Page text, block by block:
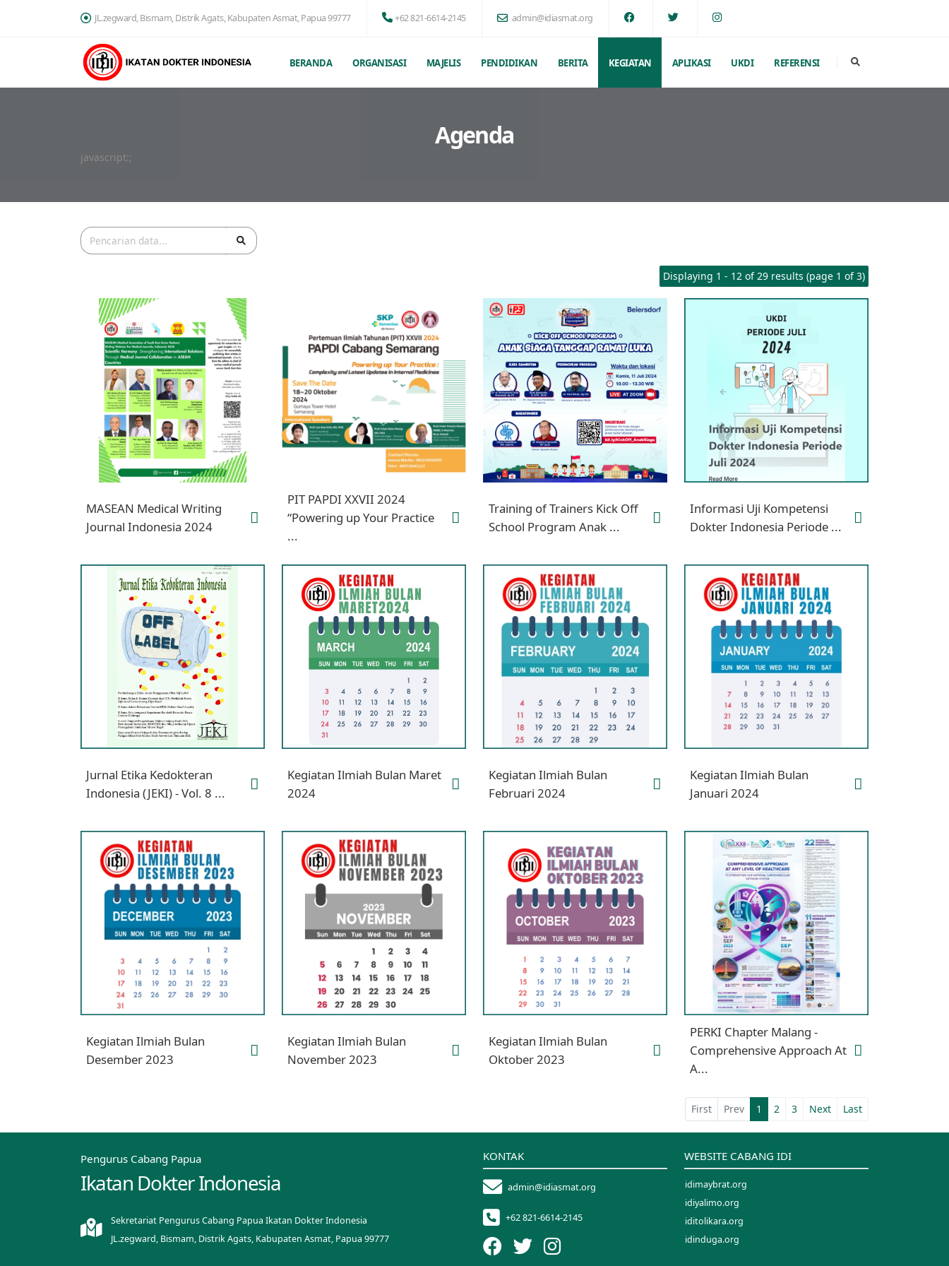
JL.zegward, Bismam, Distrik Agats, Kabupaten Asmat, Papua 99777 +62 821-6614-2145 admin@idiasmat.org
BERANDA ORGANISASI MAJELIS PENDIDIKAN BERITA KEGIATAN APLIKASI UKDI REFERENSI
Agenda
javascript:;
Displaying 1 - 12 of 29 results (page 1 of 3)
MASEAN Medical Writing
Journal Indonesia 2024
PIT PAPDI XXVII 2024
“Powering up Your Practice
...
Training of Trainers Kick Off
School Program Anak ...
Informasi Uji Kompetensi
Dokter Indonesia Periode ...
Jurnal Etika Kedokteran
Indonesia (JEKI) - Vol. 8 ...
Kegiatan Ilmiah Bulan Maret
2024
Kegiatan Ilmiah Bulan
Februari 2024
Kegiatan Ilmiah Bulan
Januari 2024
Kegiatan Ilmiah Bulan
Desember 2023
Kegiatan Ilmiah Bulan
November 2023
Kegiatan Ilmiah Bulan
Oktober 2023
PERKI Chapter Malang -
Comprehensive Approach At
A...
First Prev 1 2 3 Next Last
Pengurus Cabang Papua
Ikatan Dokter Indonesia
Sekretariat Pengurus Cabang Papua Ikatan Dokter Indonesia
JL.zegward, Bismam, Distrik Agats, Kabupaten Asmat, Papua 99777
KONTAK
admin@idiasmat.org
+62 821-6614-2145
WEBSITE CABANG IDI
idimaybrat.org
idiyalimo.org
iditolikara.org
idinduga.org